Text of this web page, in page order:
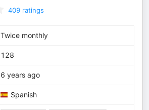
409 ratings
Twice monthly
128
6 years ago
Spanish